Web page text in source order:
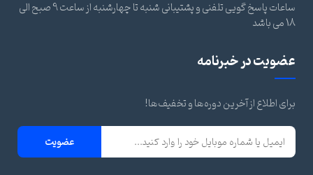
ساعات پاسخ گویی تلفنی و پشتیبانی شنبه تا چهارشنبه از ساعت 9 صبح الی
18 می باشد
عضویت در خبرنامه
برای اطلاع از آخرین دوره‌ها و تخفیف‌ها!
عضویت